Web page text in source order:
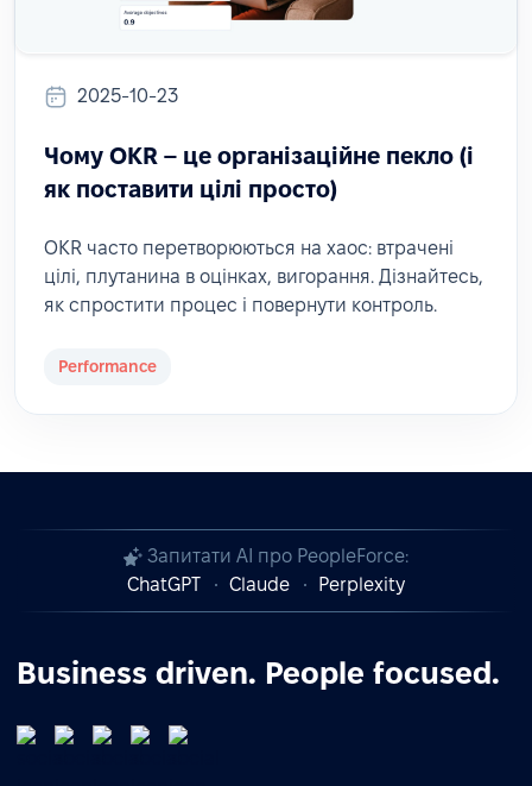
2025-10-23
Чому OKR – це організаційне пекло (і
як поставити цілі просто)
OKR часто перетворюються на хаос: втрачені
цілі, плутанина в оцінках, вигорання. Дізнайтесь,
як спростити процес і повернути контроль.
Performance
Запитати AI про PeopleForce:
ChatGPT
Claude Perplexity
Business driven. People focused.